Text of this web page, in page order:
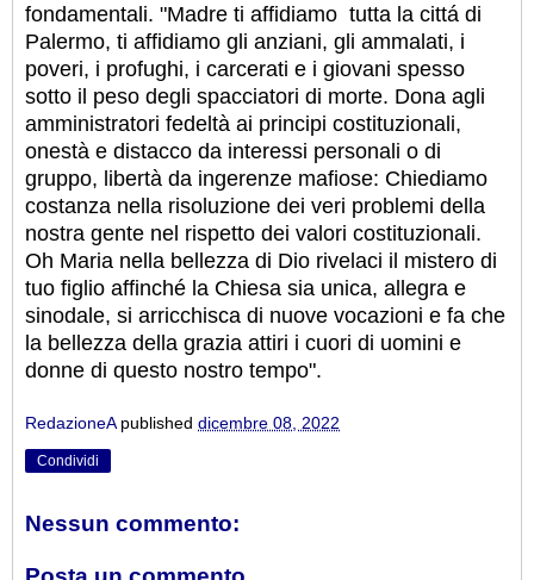
fondamentali. "Madre ti affidiamo tutta la cittá di
Palermo, ti affidiamo gli anziani, gli ammalati, i
poveri, i profughi, i carcerati e i giovani spesso
sotto il peso degli spacciatori di morte. Dona agli
amministratori fedeltà ai principi costituzionali,
onestà e distacco da interessi personali o di
gruppo, libertà da ingerenze mafiose: Chiediamo
costanza nella risoluzione dei veri problemi della
nostra gente nel rispetto dei valori costituzionali.
Oh Maria nella bellezza di Dio rivelaci il mistero di
tuo figlio affinché la Chiesa sia unica, allegra e
sinodale, si arricchisca di nuove vocazioni e fa che
la bellezza della grazia attiri i cuori di uomini e
donne di questo nostro tempo".
RedazioneA published dicembre 08, 2022
Condividi
Nessun commento: